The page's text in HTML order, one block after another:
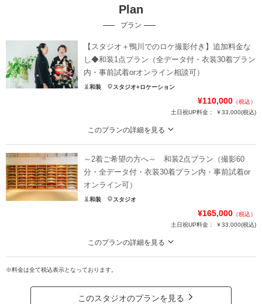
Plan
プラン
【スタジオ＋鴨川でのロケ撮影付き】追加料金な
し◆和装1点プラン（全データ付・衣装30着プラン
内・事前試着orオンライン相談可）
和装 スタジオ+ロケーション
¥110,000 （税込）
土日祝UP料金：
￥33,000(税込)
このプランの詳細を見る
阪急「京都河原町駅」から徒歩5分！京町家ギャラリーでの撮影
繁華街から少し離れた静かな木屋町通り。
高瀬川を面する、京町家サロン SEN PHOTOGRAPHY によるギャラリー撮影で
す。
鴨川まで徒歩移動が可能なので、追加料金なしで鴨川での撮影も叶います。
アルバム データ 150カット
家族用衣装レンタル
～2着ご希望の方へ～ 和装2点プラン（撮影60
分・全データ付・衣装30着プラン内・事前試着or
オンライン可）
和装 スタジオ
¥165,000 （税込）
土日祝UP料金：
￥33,000(税込)
このプランの詳細を見る
白無垢・色打掛どちらもお召しになりたい花嫁様へ
お色直し代も含まれるお得なプランです。
ロケ地に合わせて撮影時間の延長を推奨します。
※料金は全て税込表示となっております。
このスタジオのプランを見る